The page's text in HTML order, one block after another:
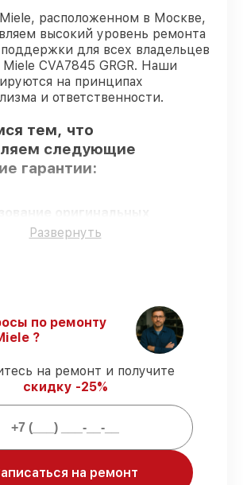
расположенном в Москве,
высокий уровень ремонта
для всех владельцев
CVA7845 GRGR. Наши
на принципах
и ответственности.
тем, что
следующие
гарантии:
– гарантируем использование
–
кофемашины CVA7845
строго в оговоренные
с гарантией– обслуживаем
всегда со строгим
гарантийных обязательств.
Развернуть
по ремонту
?
на ремонт и получите
скидку -25%
на ремонт